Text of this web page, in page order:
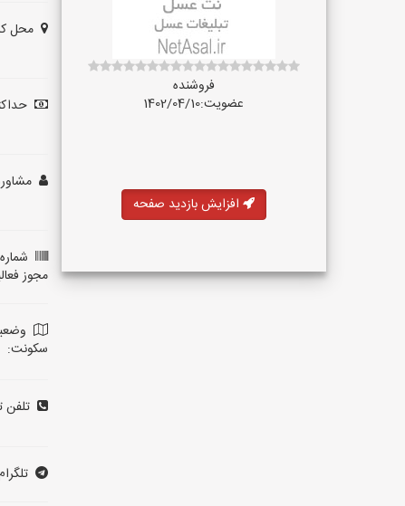
فروشنده
عضویت:1402/04/10
افزایش بازدید صفحه
محل
مجوز
سکونت: